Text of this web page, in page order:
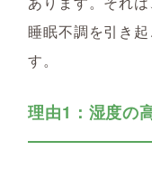
睡眠不調を引き
す。
理由1：湿度の